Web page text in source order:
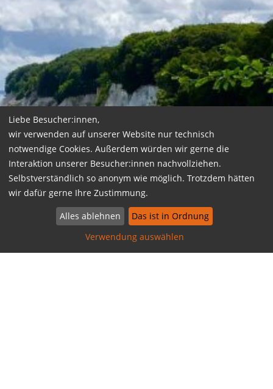
Liebe Besucher:innen,
wir verwenden auf unserer Website nur technisch
notwendige Cookies. Außerdem würden wir gerne die
Interaktion unserer Besucher:innen nachvollziehen.
Selbstverständlich so anonym wie möglich. Trotzdem hätten
wir dafür gerne Ihre Zustimmung.
Verwendung auswählen
Alles ablehnen Das ist in Ordnung